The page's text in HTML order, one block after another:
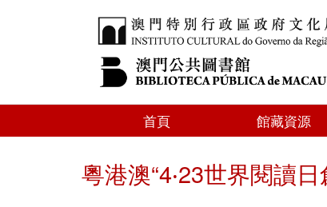
首頁 館藏資源
粵港澳“4‧23世界閱讀